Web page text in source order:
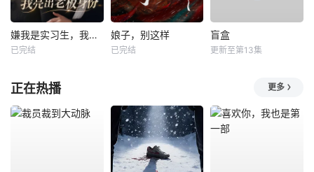
嫌我是实习生，我亮出老板身份
已完结
娘子，别这样
已完结
盲盒
更新至第13集
正在热播 更多